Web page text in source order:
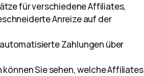
für verschiedene Affiliates,
Anreize auf der
Zahlungen über
Sie sehen, welche Affiliates